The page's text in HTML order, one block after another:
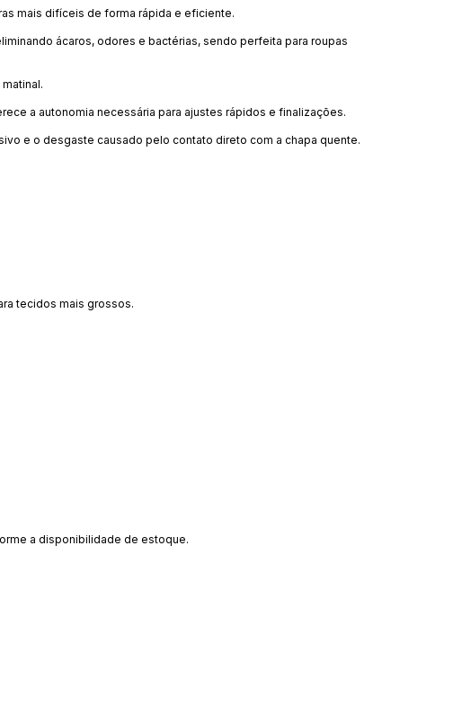
mais difíceis de forma rápida e eficiente.
ácaros, odores e bactérias, sendo perfeita para roupas
a autonomia necessária para ajustes rápidos e finalizações.
e o desgaste causado pelo contato direto com a chapa quente.
tecidos mais grossos.
a disponibilidade de estoque.